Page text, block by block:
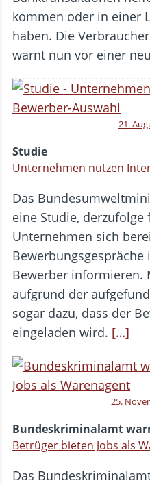
kommen oder in einer
haben. Die
warnt nun vor einer
21.
Studie
Unternehmen nutzen
Das
eine Studie, derzufolge
Unternehmen sich
Bewerber informieren.
aufgrund der
sogar dazu, dass der
eingeladen wird. […]
25.
Bundeskriminalamt
Betrüger bieten Jobs als
Das